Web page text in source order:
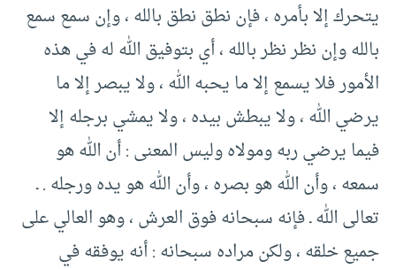
يتحرك إلا بأمره ، فإن نطق نطق بالله ، وإن سمع سمع
بالله وإن نظر نظر بالله ، أي بتوفيق الله له في هذه
الأمور فلا يسمع إلا ما يحبه الله ، ولا يبصر إلا ما
يرضي الله ، ولا يبطش بيده ، ولا يمشي برجله إلا
فيما يرضي ربه ومولاه وليس المعنى : أن الله هو
سمعه ، وأن الله هو بصره ، وأن الله هو يده ورجله . ـ
تعالى الله ـ فإنه سبحانه فوق العرش ، وهو العالي على
جميع خلقه ، ولكن مراده سبحانه : أنه يوفقه في